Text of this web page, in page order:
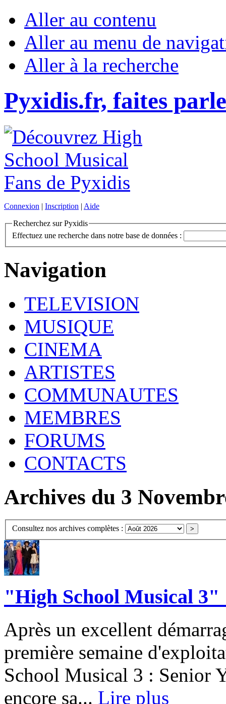
Aller au contenu
Aller au menu de
Aller à la recherche
Pyxidis.fr, faites
Connexion | Inscription | Aide
Recherchez sur Pyxidis
Effectuez une recherche dans notre base de données :
Navigation
TELEVISION
MUSIQUE
CINEMA
ARTISTES
COMMUNAUTES
MEMBRES
FORUMS
CONTACTS
Archives du 3
Consultez nos archives complètes :
"High School Musical 3"
Après un excellent
première semaine
School Musical 3 : Senior
encore sa... Lire plus